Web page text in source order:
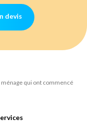
devis
qui ont commencé